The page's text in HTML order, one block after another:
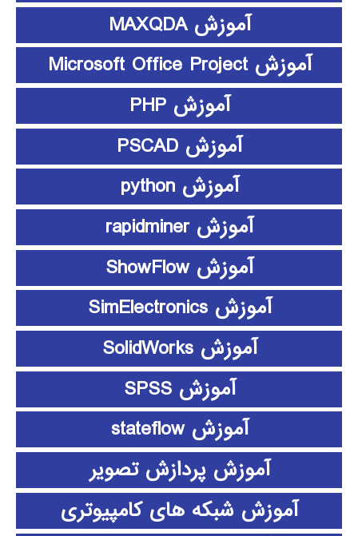
آموزش MAXQDA
آموزش Microsoft Office Project
آموزش PHP
آموزش PSCAD
آموزش python
آموزش rapidminer
آموزش ShowFlow
آموزش SimElectronics
آموزش SolidWorks
آموزش SPSS
آموزش stateflow
آموزش پردازش تصویر
آموزش شبکه های کامپیوتری